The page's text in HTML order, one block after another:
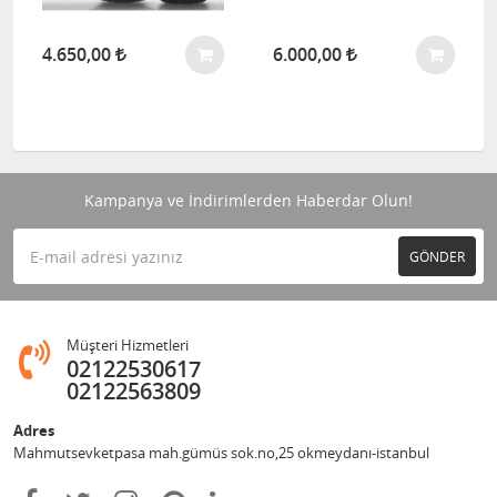
4.650,00 6.000,00
Kampanya ve İndirimlerden Haberdar Olun!
GÖNDER
Müşteri Hizmetleri
02122530617
02122563809
Adres
Mahmutsevketpasa mah.gümüs sok.no,25 okmeydanı-istanbul